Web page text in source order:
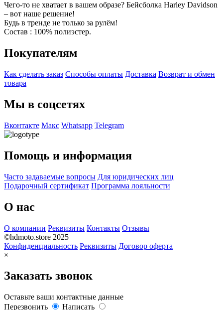
Чего-то не хватает в вашем образе? Бейсболка Harley Davidson
– вот наше решение!
Будь в тренде не только за рулём!
Состав : 100% полиэстер.
Покупателям
Как сделать заказ Способы оплаты Доставка Возврат и обмен
товара
Мы в соцсетях
Вконтакте Макс Whatsapp Telegram
Помощь и информация
Часто задаваемые вопросы Для юридических лиц
Подарочный сертификат Программа лояльности
О нас
О компании Реквизиты Контакты Отзывы
©hdmoto.store 2025
Конфиденциальность Реквизиты Договор оферта
×
Заказать звонок
Оставьте ваши контактные данные
Перезвонить
Написать